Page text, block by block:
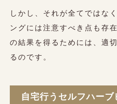
しかし、それが全てではな
ングには注意すべき点も存
の結果を得るためには、適
るのです。
自宅行うセルフハー